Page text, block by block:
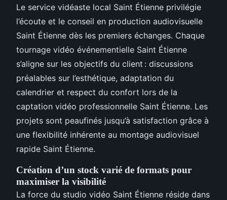
Le service vidéaste local Saint Étienne privilégie
l’écoute et le conseil en production audiovisuelle
Saint Étienne dès les premiers échanges. Chaque
tournage vidéo événementielle Saint Étienne
s’aligne sur les objectifs du client : discussions
préalables sur l’esthétique, adaptation du
calendrier et respect du confort lors de la
captation vidéo professionnelle Saint Étienne. Les
projets sont peaufinés jusqu’à satisfaction grâce à
une flexibilité inhérente au montage audiovisuel
rapide Saint Étienne.
Création d’un stock varié de formats pour
maximiser la visibilité
La force du studio vidéo Saint Étienne réside dans